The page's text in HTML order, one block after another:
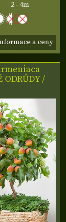
2 - 4m
a ceny
ODRŮDY /